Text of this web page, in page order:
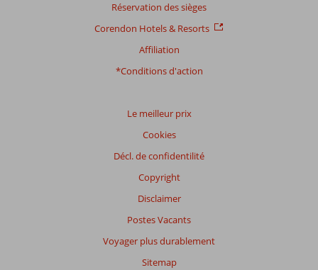
Réservation des sièges
Corendon Hotels & Resorts
Affiliation
*Conditions d'action
Le meilleur prix
Cookies
Décl. de confidentilité
Copyright
Disclaimer
Postes Vacants
Voyager plus durablement
Sitemap